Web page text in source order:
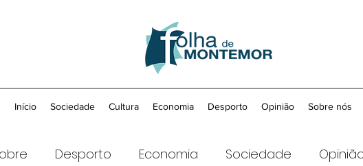
Início Sociedade Cultura Economia Desporto Opinião Sobre nós
Desporto Economia Sociedade